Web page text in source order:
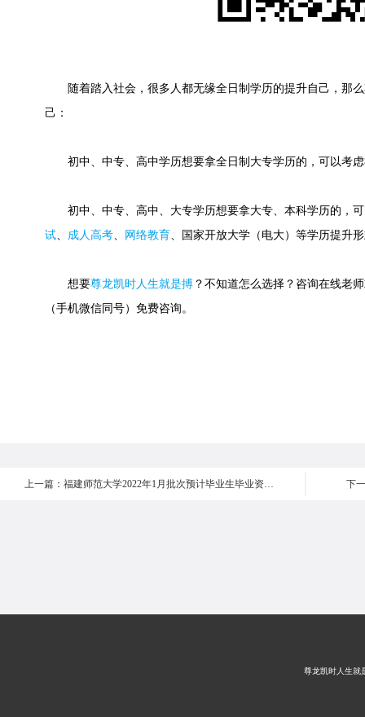
随着踏入社会，很多人都无缘全日制学历的提升自己，那么
己：
初中、中专、高中学历想要拿全日制大专学历的，可以考虑
初中、中专、高中、大专学历想要拿大专、本科学历的，可
试、 成人高考、 网络教育、国家开放大学（电大）等学历提升
想要尊龙凯时人生就是搏 ？不知道怎么选择？咨询在线老
（手机微信同号）免费咨询。
上一篇：福建师范大学2022年1月批次预计毕业生毕业资格审核结果公示 下
尊龙凯时人生就